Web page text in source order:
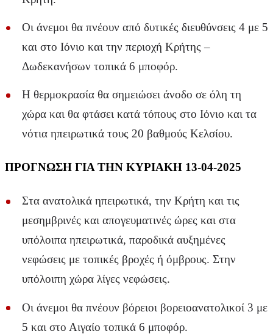
Οι άνεμοι θα πνέουν από δυτικές διευθύνσεις 4 με 5
και στο Ιόνιο και την περιοχή Κρήτης –
Δωδεκανήσων τοπικά 6 μποφόρ.
Η θερμοκρασία θα σημειώσει άνοδο σε όλη τη
χώρα και θα φτάσει κατά τόπους στο Ιόνιο και τα
νότια ηπειρωτικά τους 20 βαθμούς Κελσίου.
ΠΡΟΓΝΩΣΗ ΓΙΑ ΤΗΝ ΚΥΡΙΑΚΗ 13-04-2025
Στα ανατολικά ηπειρωτικά, την Κρήτη και τις
μεσημβρινές και απογευματινές ώρες και στα
υπόλοιπα ηπειρωτικά, παροδικά αυξημένες
νεφώσεις με τοπικές βροχές ή όμβρους. Στην
υπόλοιπη χώρα λίγες νεφώσεις.
Οι άνεμοι θα πνέουν βόρειοι βορειοανατολικοί 3 με
5 και στο Αιγαίο τοπικά 6 μποφόρ.